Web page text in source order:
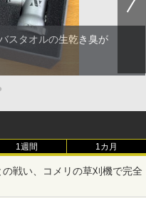
スタオルの生乾き臭が
1週間 1カ月
の戦い、コメリの草刈機で完全